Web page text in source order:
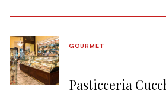
Pasticceria
GOURMET